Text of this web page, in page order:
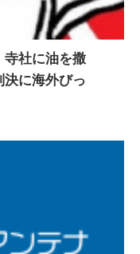
寺社に油を撒
に海外びっ